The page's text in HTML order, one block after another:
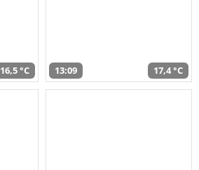
16,5 °C 13:09 17,4 °C